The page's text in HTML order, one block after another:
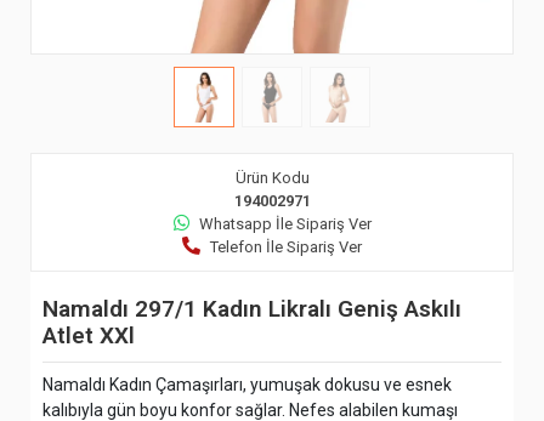
Ürün Kodu
194002971
Whatsapp İle Sipariş Ver
Telefon İle Sipariş Ver
Namaldı 297/1 Kadın Likralı Geniş Askılı
Atlet XXl
Namaldı Kadın Çamaşırları, yumuşak dokusu ve esnek
kalıbıyla gün boyu konfor sağlar. Nefes alabilen kumaşı